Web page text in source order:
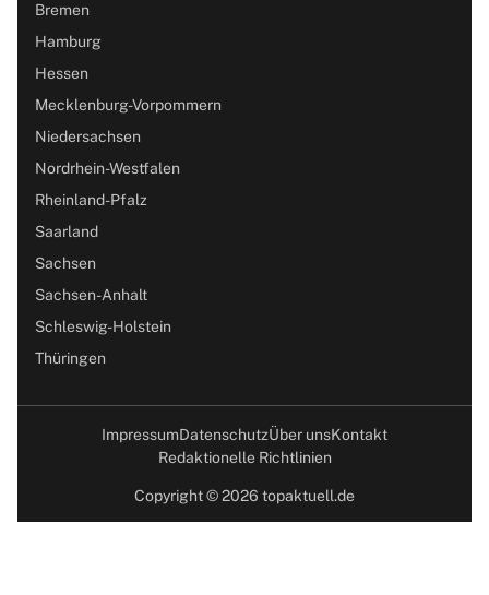
Bremen
Hamburg
Hessen
Mecklenburg-Vorpommern
Niedersachsen
Nordrhein-Westfalen
Rheinland-Pfalz
Saarland
Sachsen
Sachsen-Anhalt
Schleswig-Holstein
Thüringen
ImpressumDatenschutzÜber unsKontakt
Redaktionelle Richtlinien
Copyright © 2026 topaktuell.de